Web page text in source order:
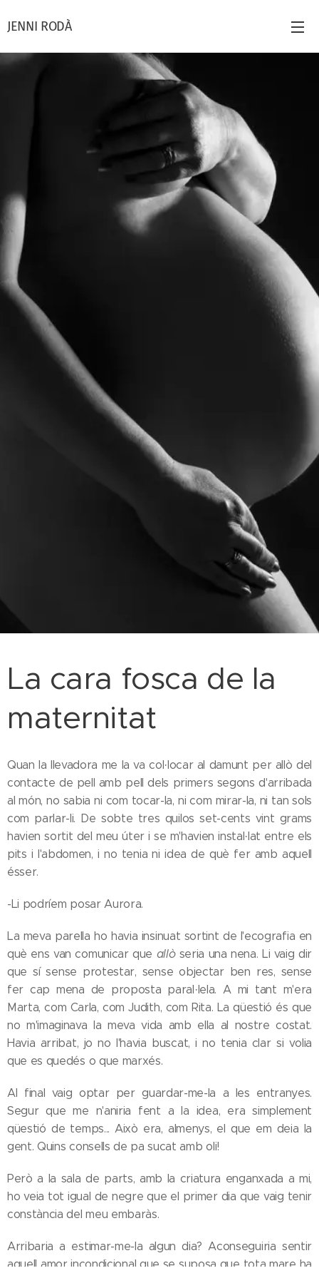
JENNI RODÀ
La cara fosca de la
maternitat
Quan la llevadora me la va col·locar al damunt per allò del
contacte de pell amb pell dels primers segons d'arribada
al món, no sabia ni com tocar-la, ni com mirar-la, ni tan sols
com parlar-li. De sobte tres quilos set-cents vint grams
havien sortit del meu úter i se m'havien instal·lat entre els
pits i l'abdomen, i no tenia ni idea de què fer amb aquell
ésser.
-Li podríem posar Aurora.
La meva parella ho havia insinuat sortint de l'ecografia en
què ens van comunicar que allòseria una nena. Li vaig dir
que sí sense protestar, sense objectar ben res, sense
fer cap mena de proposta paral·lela. A mi tant m'era
Marta, com Carla, com Judith, com Rita. La qüestió és que
no m'imaginava la meva vida amb ella al nostre costat.
Havia arribat, jo no l'havia buscat, i no tenia clar si volia
que es quedés o que marxés.
Al final vaig optar per guardar-me-la a les entranyes.
Segur que me n'aniria fent a la idea, era simplement
qüestió de temps... Això era, almenys, el que em deia la
gent. Quins consells de pa sucat amb oli!
Però a la sala de parts, amb la criatura enganxada a mi,
ho veia tot igual de negre que el primer dia que vaig tenir
constància del meu embaràs.
Arribaria a estimar-me-la algun dia? Aconseguiria sentir
aquell amor incondicional que se suposa que tota mare ha